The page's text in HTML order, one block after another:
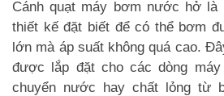
Cánh quạt máy bơm nước hở là
thiết kế đặt biết để có thể bơm
lớn mà áp suất không quá cao.
được lắp đặt cho các dòng
chuyển nước hay chất lỏng từ